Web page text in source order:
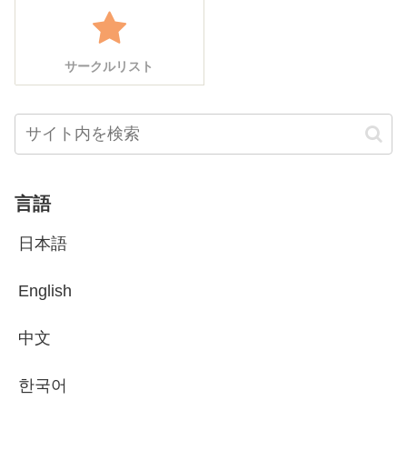
サークルリスト
言語
日本語
English
中文
한국어